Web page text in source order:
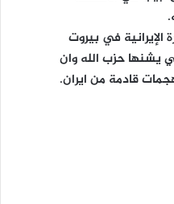
في بيروت
يشنها حزب الله وان
قادمة من ايران.